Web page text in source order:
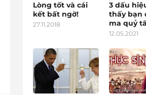
Lòng tốt và cái
kết bất ngờ!
27.11.2018
3 dấu
thấy bạn
ma quỷ
12.05.2021